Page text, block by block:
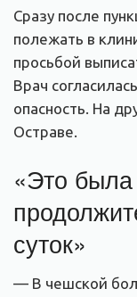
Сразу после
полежать в
просьбой
Врач
опасность. На
Остраве.
«Это
суток»
— В чешской